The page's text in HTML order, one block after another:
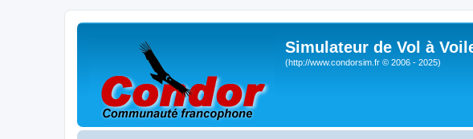
Simulateur de Vol à
(http://www.condorsim.fr © 2006 - 2025)